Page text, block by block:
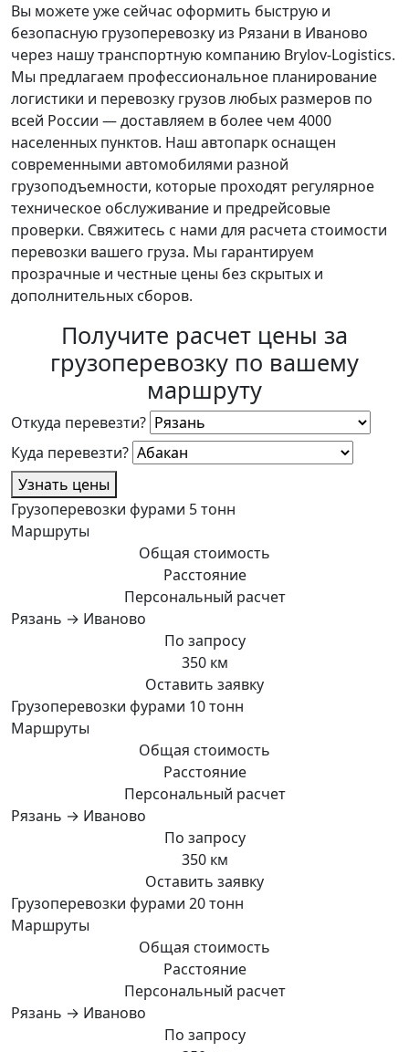
Вы можете уже сейчас оформить быструю и
безопасную грузоперевозку из Рязани в Иваново
через нашу транспортную компанию Brylov-Logistics.
Мы предлагаем профессиональное планирование
логистики и перевозку грузов любых размеров по
всей России — доставляем в более чем 4000
населенных пунктов. Наш автопарк оснащен
современными автомобилями разной
грузоподъемности, которые проходят регулярное
техническое обслуживание и предрейсовые
проверки. Свяжитесь с нами для расчета стоимости
перевозки вашего груза. Мы гарантируем
прозрачные и честные цены без скрытых и
дополнительных сборов.
Получите расчет цены за
грузоперевозку по вашему
маршруту
Откуда перевезти?
Куда перевезти?
Узнать цены
Грузоперевозки фурами 5 тонн
Маршруты
Общая стоимость
Расстояние
Персональный расчет
Рязань → Иваново
По запросу
350 км
Оставить заявку
Грузоперевозки фурами 10 тонн
Маршруты
Общая стоимость
Расстояние
Персональный расчет
Рязань → Иваново
По запросу
350 км
Оставить заявку
Грузоперевозки фурами 20 тонн
Маршруты
Общая стоимость
Расстояние
Персональный расчет
Рязань → Иваново
По запросу